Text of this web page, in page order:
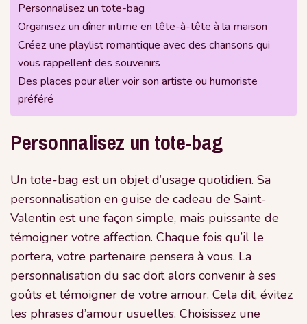
Personnalisez un tote-bag
Organisez un dîner intime en tête-à-tête à la maison
Créez une playlist romantique avec des chansons qui
vous rappellent des souvenirs
Des places pour aller voir son artiste ou humoriste
préféré
Personnalisez un tote-bag
Un tote-bag est un objet d’usage quotidien. Sa
personnalisation en guise de cadeau de Saint-
Valentin est une façon simple, mais puissante de
témoigner votre affection. Chaque fois qu’il le
portera, votre partenaire pensera à vous. La
personnalisation du sac doit alors convenir à ses
goûts et témoigner de votre amour. Cela dit, évitez
les phrases d’amour usuelles. Choisissez une